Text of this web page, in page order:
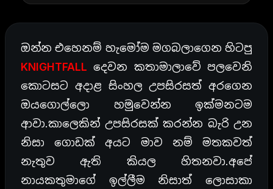
ඔන්න එහෙනම් හැමෝම මගබලාගෙන හිටපු
KNIGHTFALL දෙවන කතාමාලාවේ පලවෙනි
කොටසට අදාළ සිංහල උපසිරසත් අරගෙන
ඔයගොල්ලො හමුවෙන්න ඉක්මනටම
ආවා.කාලෙකින් උපසිරසක් කරන්න බැරි උන
නිසා ගොඩක් අයට මාව නම් මතකවත්
නැතුව ඇති කියල හිතනවා.අපේ
නායකතුමාගේ ඉල්ලීම නිසාත් ලොසාකා